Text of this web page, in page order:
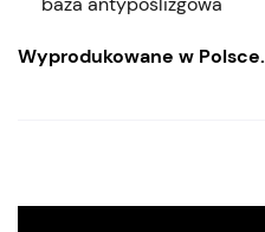
Wyprodukowane w Polsce.